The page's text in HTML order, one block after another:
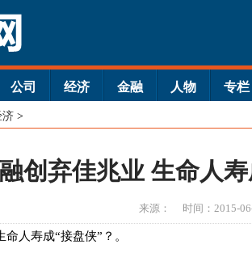
公司 经济 金融 人物 专栏
济 >
融创弃佳兆业 生命人
来源： 时间：2015-
人寿成“接盘侠”？。